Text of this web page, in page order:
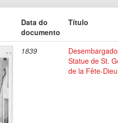
Data do
documento
Título
1839
Statue de St.
de la Fête-Dieu